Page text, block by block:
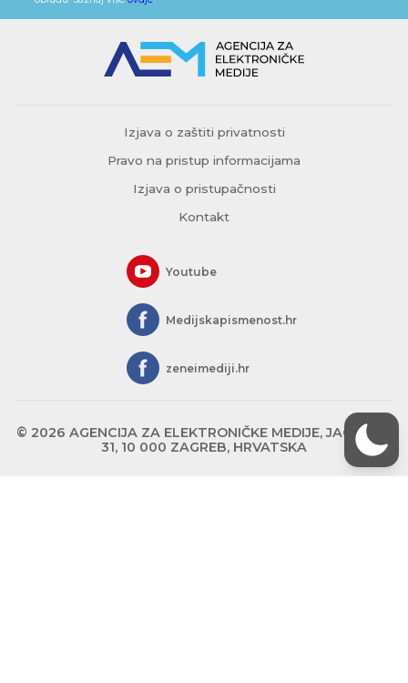
Izjava o zaštiti privatnosti
Pravo na pristup informacijama
Izjava o pristupačnosti
Kontakt
Youtube
Medijskapismenost.hr
zeneimediji.hr
© 2026 AGENCIJA ZA ELEKTRONIČKE MEDIJE, JAGIĆEVA
31, 10 000 ZAGREB, HRVATSKA